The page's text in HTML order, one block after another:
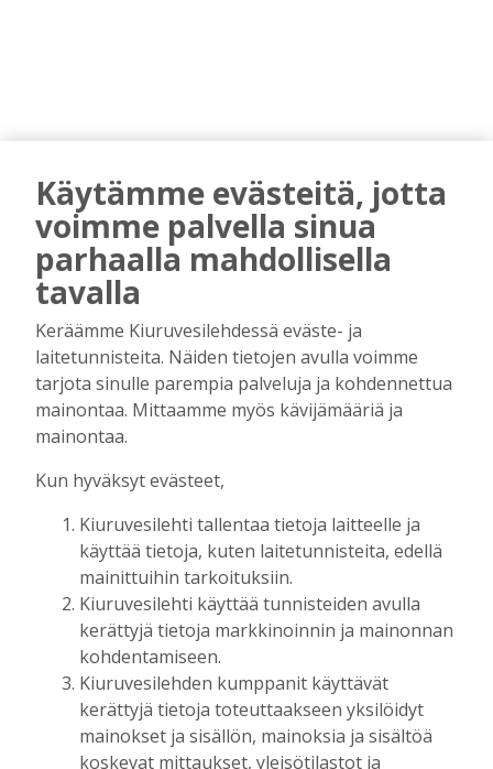
AIEMMIN AIHEESTA
Mikko Remes täyttää 50 vuotta – vaikka
villitystäkin on havaittavissa, sanoo
syntymäpäiväsankari oppineensa myös
hölläämään vauhtia
Tilaajille
Aku Laatikainen 5.8.2026 09:00
Vaikuttaako afrikkalainen sikarutto
odottaa”, toteaa luomusikalan yrittäjä
Hanna Soini 4.8.2026 18:00
Liikuntasalin purku kovaa vauhtia
käynnissä – Pihalla kaivuutöitä jarruttaa
kallio
Tilaajille
Hanna Soini 4.8.2026 10:43
Vanhan kirjaston purku alkaa – Ihmiset
saivat hakea rakennukseen jäänyttä
Käytämme evästeitä, jotta
voimme palvella sinua
parhaalla mahdollisella
tavalla
Keräämme Kiuruvesilehdessä eväste- ja
laitetunnisteita. Näiden tietojen avulla voimme
tarjota sinulle parempia palveluja ja kohdennettua
mainontaa. Mittaamme myös kävijämääriä ja
mainontaa.
Kun hyväksyt evästeet,
Kiuruvesilehti tallentaa tietoja laitteelle ja
käyttää tietoja, kuten laitetunnisteita, edellä
mainittuihin tarkoituksiin.
Kiuruvesilehti käyttää tunnisteiden avulla
kerättyjä tietoja markkinoinnin ja mainonnan
kohdentamiseen.
Kiuruvesilehden kumppanit käyttävät
kerättyjä tietoja toteuttaakseen yksilöidyt
mainokset ja sisällön, mainoksia ja sisältöä
koskevat mittaukset, yleisötilastot ja